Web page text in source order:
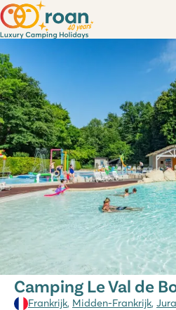
Camping Le Val de
Frankrijk, Midden-Frankrijk, Jura